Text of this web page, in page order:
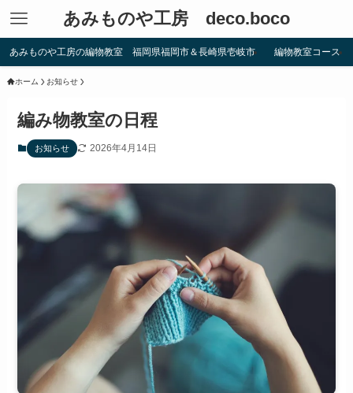
あみものや工房 deco.boco
あみものや工房の編物教室 福岡県福岡市＆長崎県壱岐市 編物教室コース
ホーム お知らせ
編み物教室の日程
お知らせ 2026年4月14日